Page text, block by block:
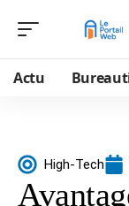
Actu
High-Tech